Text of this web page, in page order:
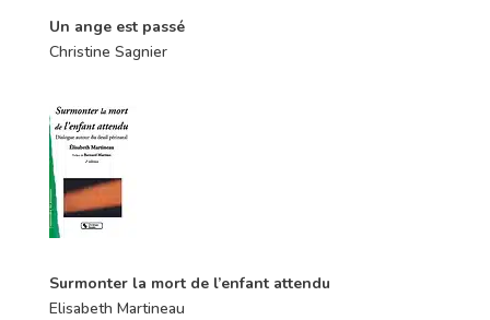
Un ange est passé
Christine Sagnier
Surmonter la mort de l’enfant attendu
Elisabeth Martineau